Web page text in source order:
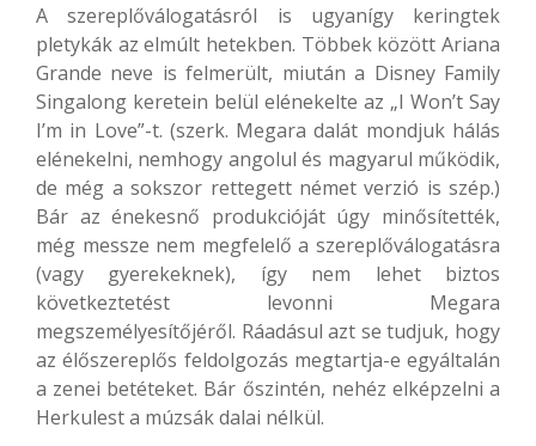
A szereplőválogatásról is ugyanígy keringtek
pletykák az elmúlt hetekben. Többek között Ariana
Grande neve is felmerült, miután a Disney Family
Singalong keretein belül elénekelte az „I Won’t Say
I’m in Love”-t. (szerk. Megara dalát mondjuk hálás
elénekelni, nemhogy angolul és magyarul működik,
de még a sokszor rettegett német verzió is szép.)
Bár az énekesnő produkcióját úgy minősítették,
még messze nem megfelelő a szereplőválogatásra
(vagy gyerekeknek), így nem lehet biztos
következtetést levonni Megara
megszemélyesítőjéről. Ráadásul azt se tudjuk, hogy
az élőszereplős feldolgozás megtartja-e egyáltalán
a zenei betéteket. Bár őszintén, nehéz elképzelni a
Herkulest a múzsák dalai nélkül.